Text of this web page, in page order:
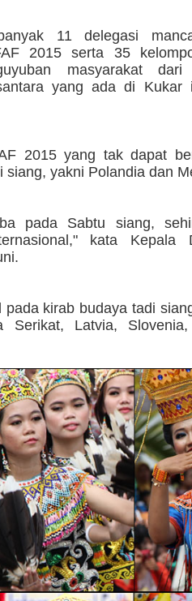
11 delegasi
2015 serta 35
masyarakat
yang ada di Kukar
2015 yang tak dapat
yakni Polandia dan
pada Sabtu siang,
kata Kepala
kirab budaya tadi
Serikat, Latvia,